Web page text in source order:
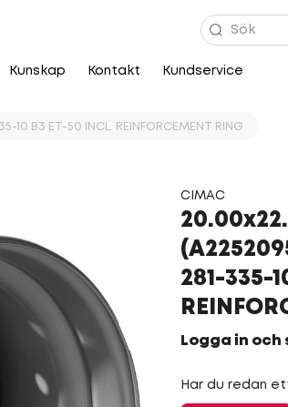
Kunskap Kontakt Kundservice
B3 ET-50 INCL. REINFORCEMENT RING
CIMAC
281-335-
Logga in
Har du redan